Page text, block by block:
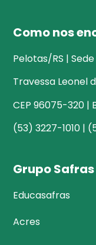
Como nos
Pelotas/RS | Sede
Travessa Leonel
CEP 96075-320 |
(53) 3227-1010 |
Grupo
Educasafras
Acres